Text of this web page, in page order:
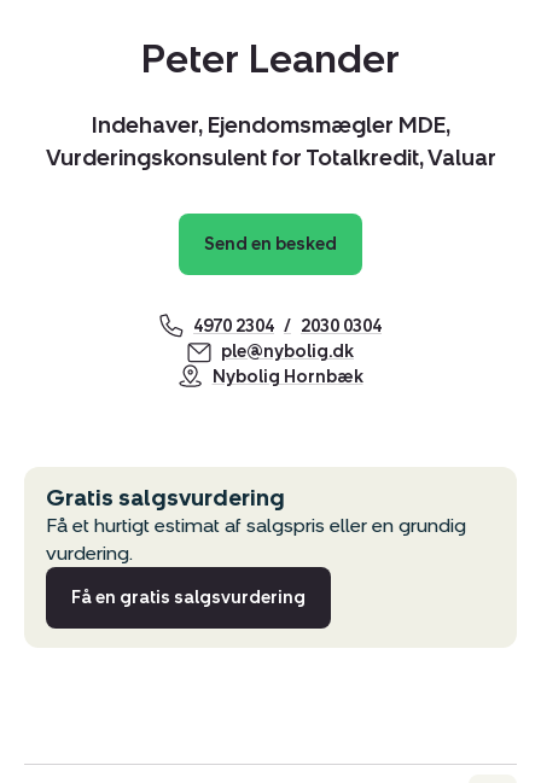
Peter Leander
Indehaver, Ejendomsmægler MDE,
Vurderingskonsulent for Totalkredit, Valuar
Send en besked
4970 2304
2030 0304
ple@nybolig.dk
Nybolig Hornbæk
Gratis salgsvurdering
Få et hurtigt estimat af salgspris eller en grundig
vurdering.
Få en gratis salgsvurdering
Kopier link
Del via mail